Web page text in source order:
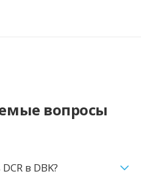
вопросы
в DBK?